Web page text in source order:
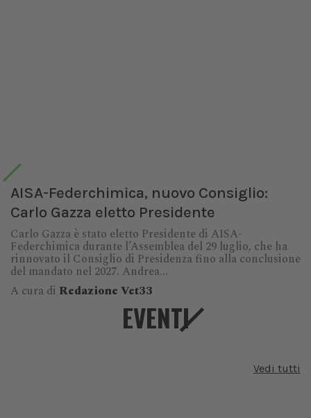
AISA-Federchimica, nuovo Consiglio:
Carlo Gazza eletto Presidente
Carlo Gazza è stato eletto Presidente di AISA-
Federchimica durante l’Assemblea del 29 luglio, che ha
rinnovato il Consiglio di Presidenza fino alla conclusione
del mandato nel 2027. Andrea...
A cura di Redazione Vet33
EVENTI
Vedi tutti